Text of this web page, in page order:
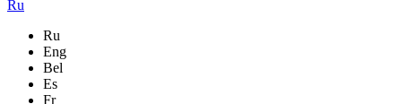
Ru
Ru
Eng
Bel
Es
Fr